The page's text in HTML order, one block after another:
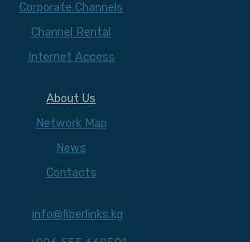
Corporate Channels
Channel Rental
Internet Access
About Us
Network Map
News
Contacts
info@fiberlinks.kg